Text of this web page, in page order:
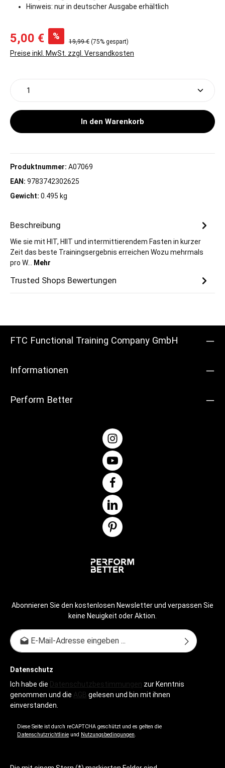
Hinweis: nur in deutscher Ausgabe erhältlich
5,00 € %
19,99 € (75% gespart)
Preise inkl. MwSt. zzgl. Versandkosten
Produkt Anzahl: Gib den gewünschten Wert ein
In den Warenkorb
Produktnummer: A07069
EAN: 9783742302625
Gewicht: 0.495 kg
Beschreibung
Wie sie mit HIT, HIIT und intermittierendem Fasten in kurzer
Zeit das beste Trainingsergebnis erreichen Wozu mehrmals
pro W…
Mehr
Trusted Shops Bewertungen
FTC Functional Training Company GmbH
Informationen
Perform Better
Abonnieren Sie den kostenlosen Newsletter und verpassen Sie
keine Neuigkeit oder Aktion.
Datenschutz
Ich habe die Datenschutzbestimmungen zur Kenntnis
genommen und die AGB gelesen und bin mit ihnen
einverstanden.
Diese Seite ist durch reCAPTCHA geschützt und es gelten die
Datenschutzrichtlinie und Nutzungsbedingungen.